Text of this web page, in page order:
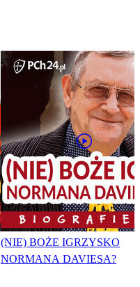
(NIE) BOŻE IGRZYSKO
NORMANA DAVIESA?